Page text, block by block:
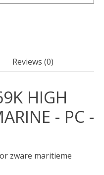
Reviews (0)
HIGH
- PC -
zware maritieme